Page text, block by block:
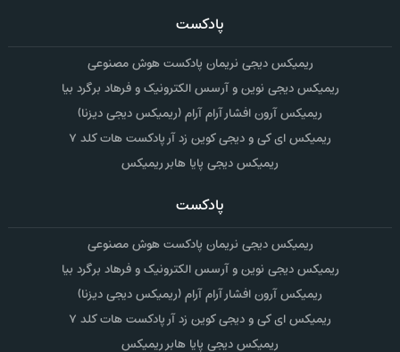
پادکست
ریمیکس دیجی نریمان پادکست هوش مصنوعی
ریمیکس دیجی نوین و آرسس الکترونیک و فرهاد برگرد بیا
ریمیکس آرون افشار آرام آرام (ریمیکس دیجی دیزنا)
ریمیکس ای کی و دیجی کوین زد آر پادکست هات کلد ۷
ریمیکس دیجی پایا هابر ریمیکس
پادکست
ریمیکس دیجی نریمان پادکست هوش مصنوعی
ریمیکس دیجی نوین و آرسس الکترونیک و فرهاد برگرد بیا
ریمیکس آرون افشار آرام آرام (ریمیکس دیجی دیزنا)
ریمیکس ای کی و دیجی کوین زد آر پادکست هات کلد ۷
ریمیکس دیجی پایا هابر ریمیکس